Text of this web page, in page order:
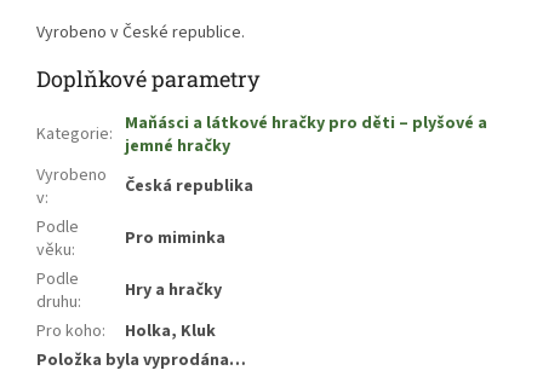
Vyrobeno v České republice.
Doplňkové parametry
Kategorie: Maňásci a látkové hračky pro děti – plyšové a
jemné hračky
Vyrobeno
v:
Česká republika
Podle
věku:
Pro miminka
Podle
druhu:
Hry a hračky
Pro koho:
Holka, Kluk
Položka byla vyprodána…